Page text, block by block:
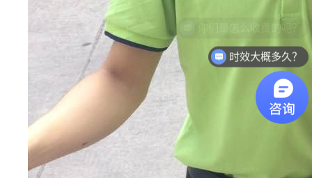
时效大概多久？